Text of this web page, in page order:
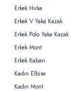
Erkek Hırka
Erkek V Yaka Kazak
Erkek Polo Yaka Kazak
Erkek Mont
Erkek Kaban
Kadın Elbise
Kadın Mont